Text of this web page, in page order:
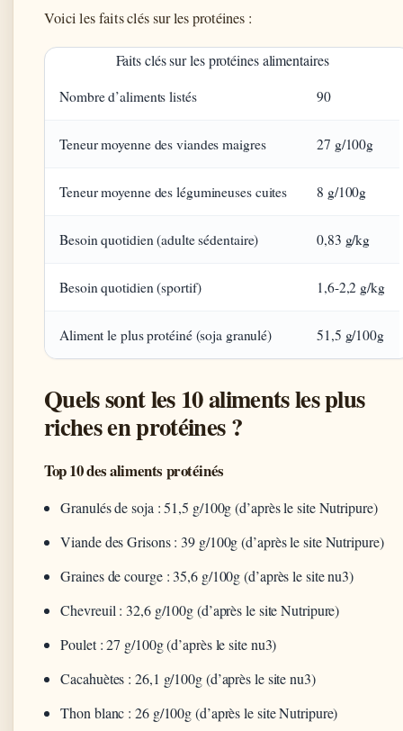
Voici les faits clés sur les protéines :
Faits clés sur les protéines alimentaires
Nombre d’aliments listés 90
Teneur moyenne des viandes maigres 27 g/100g
Teneur moyenne des légumineuses cuites 8 g/100g
Besoin quotidien (adulte sédentaire) 0,83 g/kg
Besoin quotidien (sportif) 1,6-2,2 g/kg
Aliment le plus protéiné (soja granulé) 51,5 g/100g
Quels sont les 10 aliments les plus
riches en protéines ?
Top 10 des aliments protéinés
Granulés de soja : 51,5 g/100g (d’après le site Nutripure)
Viande des Grisons : 39 g/100g (d’après le site Nutripure)
Graines de courge : 35,6 g/100g (d’après le site nu3)
Chevreuil : 32,6 g/100g (d’après le site Nutripure)
Poulet : 27 g/100g (d’après le site nu3)
Cacahuètes : 26,1 g/100g (d’après le site nu3)
Thon blanc : 26 g/100g (d’après le site Nutripure)